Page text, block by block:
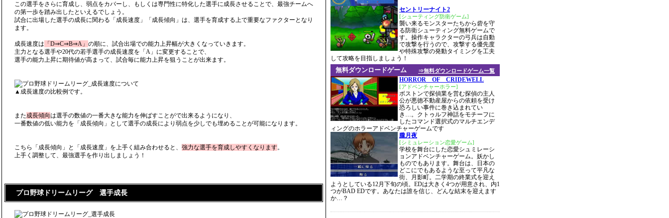
この選手をさらに育成し、弱点をカバーし、もしくは専門性に特化した選手に成長させることで、最強チームへ
の第一歩を踏み出したといえるでしょう。
試合に出場した選手の成長に関わる「成長速度」「成長傾向」は、選手を育成する上で重要なファクターとなり
ます。
成長速度は 「D⇒C⇒B⇒A」 の順に、試合出場での能力上昇幅が大きくなっていきます。
主力となる選手や20代の若手選手の成長速度を「A」に変更することで、
選手の能力上昇に期待値が高まって、試合毎に能力上昇を狙うことが出来ます。
▲成長速度の比較例です。
また成長傾向は選手の数値の一番大きな能力を伸ばすことがで出来るようになり、
一番数値の低い能力を「成長傾向」として選手の成長により弱点を少しでも埋めることが可能になります。
こちら「成長傾向」と「成長速度」を上手く組み合わせると、 強力な選手を育成しやすくなります。
上手く調整して、最強選手を作り出しましょう！
プロ野球ドリームリーグ 選手成長
セントリーナイト2
[シューティング防衛ゲーム]
襲い来るモンスターたちから砦を守
る防衛シューティング無料ゲームで
す。操作キャラクターの弓兵は自動
で攻撃を行うので、攻撃する優先度
や特殊攻撃の発動タイミングを工夫
して攻略を目指しましょう！
⇒無料ダウンロードゲーム一覧
無料ダウンロードゲーム
HORROR OF CRIDEWELL
[アドベンチャーホラー]
ボストンで探偵業を営む探偵の主人
公が悪徳不動産屋からの依頼を受け
恐ろしい事件に巻き込まれてい
き…。クトゥルフ神話をモチーフに
したコマンド選択式のマルチエンデ
ィングのホラーアドベンチャーゲームです
朧月夜
[シミュレーション恋愛ゲーム]
学校を舞台にした恋愛シュミレーシ
ョンアドベンチャーゲーム。妖かし
ものでもあります。舞台は、日本の
どこにでもあるような至って平凡な
街、月影町。二学期の終業式を迎え
ようとしている12月下旬の頃。EDは大きく4つが用意され、内1
つがBAD EDです。あなたは誰を信じ、どんな結末を迎えます
か…？